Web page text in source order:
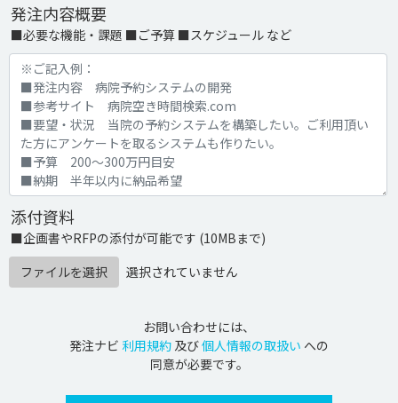
発注内容概要
■必要な機能・課題 ■ご予算 ■スケジュール など
添付資料
■企画書やRFPの添付が可能です (10MBまで)
ファイルを選択
選択されていません
お問い合わせには、
発注ナビ 利用規約 及び個人情報の取扱い への
同意が必要です。